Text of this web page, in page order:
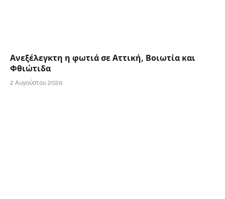
Ανεξέλεγκτη η φωτιά σε Αττική, Βοιωτία και
Φθιώτιδα
2 Αυγούστου 2026